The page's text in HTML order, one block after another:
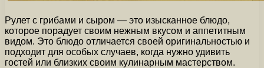
Рулет с грибами и сыром — это изысканное блюдо,
которое порадует своим нежным вкусом и аппетитным
видом. Это блюдо отличается своей оригинальностью и
подходит для особых случаев, когда нужно удивить
гостей или близких своим кулинарным мастерством.